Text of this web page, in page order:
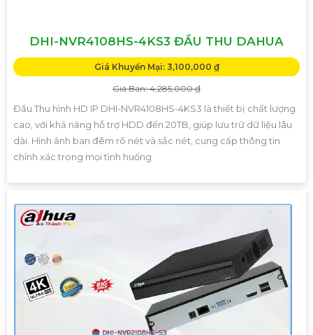
DHI-NVR4108HS-4KS3 ĐẦU THU DAHUA
Giá Khuyến Mại: 3,100,000 ₫
Giá Bán: 4,285,000 ₫
Đầu Thu hình HD IP DHI-NVR4108HS-4KS3 là thiết bị chất lượng
cao, với khả năng hỗ trợ HDD đến 20TB, giúp lưu trữ dữ liệu lâu
dài. Hình ảnh ban đêm rõ nét và sắc nét, cung cấp thông tin
chính xác trong mọi tình huống